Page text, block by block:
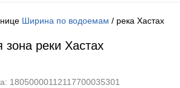
Ширина по водоемам / река Хастах
зона реки Хастах
18050000112117700035301